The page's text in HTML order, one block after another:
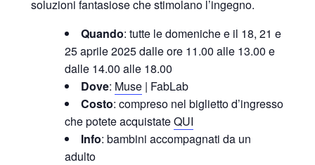
soluzioni fantasiose che stimolano l’ingegno.
Quando: tutte le domeniche e il 18, 21 e
25 aprile 2025 dalle ore 11.00 alle 13.00 e
dalle 14.00 alle 18.00
Dove: Muse | FabLab
Costo: compreso nel biglietto d’ingresso
che potete acquistateQUI
Info: bambini accompagnati da un
adulto